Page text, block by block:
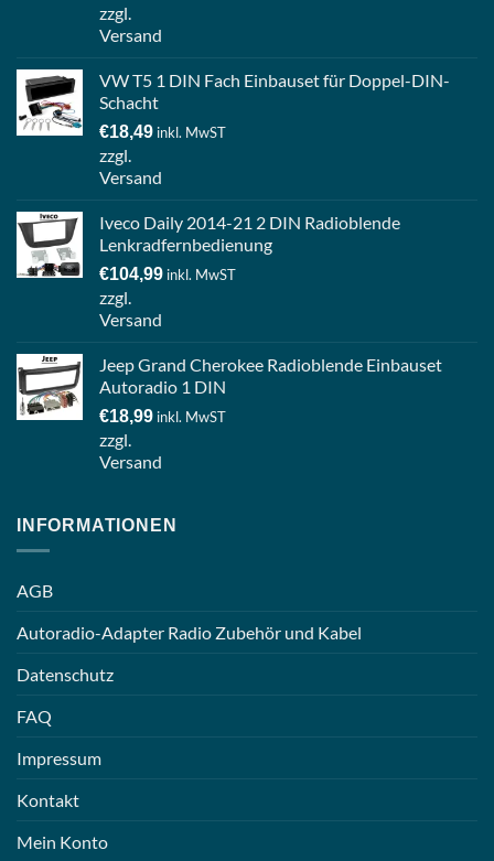
zzgl.
Versand
VW T5 1 DIN Fach Einbauset für Doppel-DIN-
Schacht
€18,49 inkl. MwST
zzgl.
Versand
Iveco Daily 2014-21 2 DIN Radioblende
Lenkradfernbedienung
€104,99 inkl. MwST
zzgl.
Versand
Jeep Grand Cherokee Radioblende Einbauset
Autoradio 1 DIN
€18,99 inkl. MwST
zzgl.
Versand
INFORMATIONEN
AGB
Autoradio-Adapter Radio Zubehör und Kabel
Datenschutz
FAQ
Impressum
Kontakt
Mein Konto